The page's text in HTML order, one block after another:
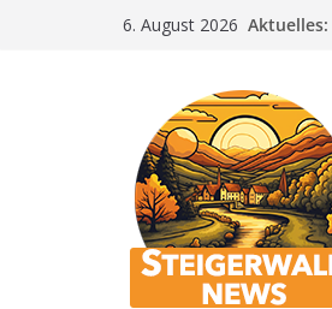
6. August 2026 Aktuelles: